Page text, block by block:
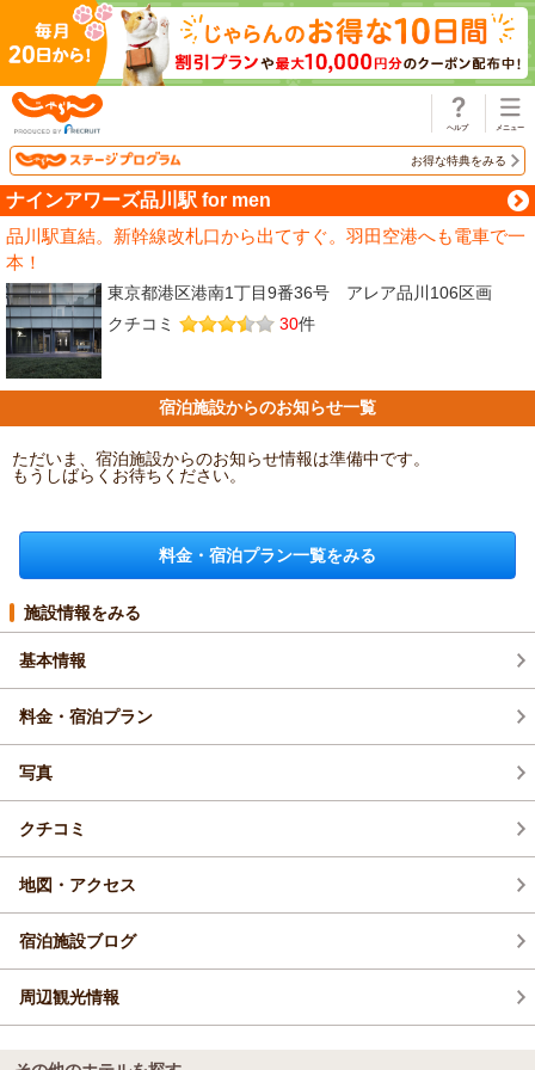
お得な特典をみる
ナインアワーズ品川駅 for men
品川駅直結。新幹線改札口から出てすぐ。羽田空港へも電車で一
本！
東京都港区港南1丁目9番36号 アレア品川106区画
クチコミ
30件
宿泊施設からのお知らせ一覧
ただいま、宿泊施設からのお知らせ情報は準備中です。
もうしばらくお待ちください。
料金・宿泊プラン一覧をみる
施設情報をみる
基本情報
料金・宿泊プラン
写真
クチコミ
地図・アクセス
宿泊施設ブログ
周辺観光情報